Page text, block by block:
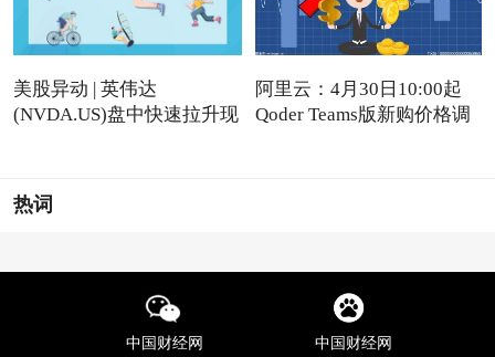
美股异动 | 英伟达
(NVDA.US)盘中快速拉升现
阿里云：4月30日10:00起
Qoder Teams版新购价格调
热词
中国财经网 中国财经网